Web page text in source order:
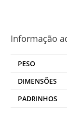
Informação
PESO
DIMENSÕES
PADRINHOS